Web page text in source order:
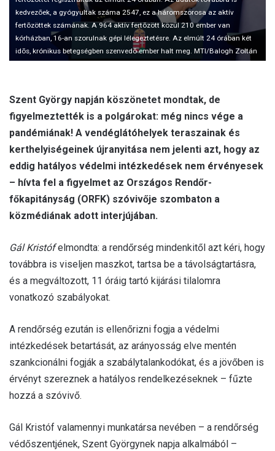
kedvezõek, a gyógyultak száma 2547, ez a háromszorosa az aktív
fertõzöttek számának. A 964 aktív fertõzött közül 210 ember van
kórházban, 16-an szorulnak gépi lélegeztetésre. Az elmúlt 24 órában két
idõs, krónikus betegségben szenvedõ ember halt meg. MTI/Balogh Zoltán
Szent György napján köszönetet mondtak, de
figyelmeztették is a polgárokat: még nincs vége a
pandémiának! A vendéglátóhelyek teraszainak és
kerthelyiségeinek újranyitása nem jelenti azt, hogy az
eddig hatályos védelmi intézkedések nem érvényesek
– hívta fel a figyelmet az Országos Rendőr-
főkapitányság (ORFK) szóvivője szombaton a
közmédiának adott interjújában.
Gál Kristófelmondta: a rendőrség mindenkitől azt kéri, hogy
továbbra is viseljen maszkot, tartsa be a távolságtartásra,
és a megváltozott, 11 óráig tartó kijárási tilalomra
vonatkozó szabályokat.
A rendőrség ezután is ellenőrizni fogja a védelmi
intézkedések betartását, az arányosság elve mentén
szankcionálni fogják a szabálytalankodókat, és a jövőben is
érvényt szereznek a hatályos rendelkezéseknek – fűzte
hozzá a szóvivő.
Gál Kristóf valamennyi munkatársa nevében – a rendőrség
védőszentjének, Szent Györgynek napja alkalmából –